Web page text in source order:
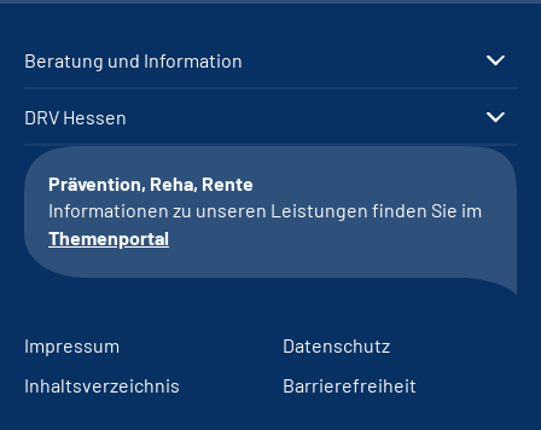
Beratung und Information
DRV Hessen
Prävention, Reha, Rente
Informationen zu unseren Leistungen finden Sie im
Themenportal
Impressum
Datenschutz
Inhaltsverzeichnis
Barrierefreiheit